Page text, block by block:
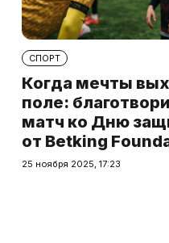
СПОРТ
Когда мечты
поле:
матч ко Дню
от Betking
25 ноября 2025, 17:23